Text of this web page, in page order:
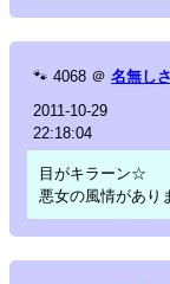
🐾 4068 ＠ 名無し
2011-10-29
22:18:04
目がキラーン☆
悪女の風情があり